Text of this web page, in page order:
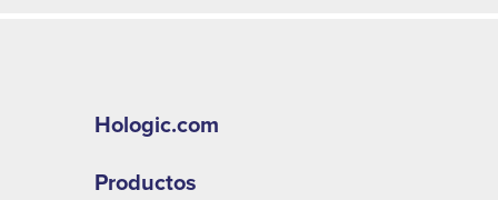
Hologic.com
Productos